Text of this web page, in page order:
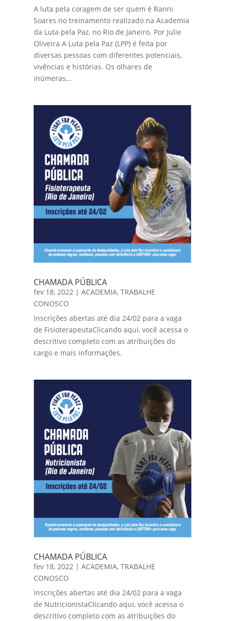
A luta pela coragem de ser quem é Ranni
Soares no treinamento realizado na Academia
da Luta pela Paz, no Rio de Janeiro. Por Julie
Oliveira A Luta pela Paz (LPP) é feita por
diversas pessoas com diferentes potenciais,
vivências e histórias. Os olhares de
inúmeras...
CHAMADA PÚBLICA
fev 18, 2022 |ACADEMIA,TRABALHE
CONOSCO
Inscrições abertas até dia 24/02 para a vaga
de FisioterapeutaClicando aqui, você acessa o
descritivo completo com as atribuições do
cargo e mais informações.
CHAMADA PÚBLICA
fev 18, 2022 |ACADEMIA,TRABALHE
CONOSCO
Inscrições abertas até dia 24/02 para a vaga
de NutricionistaClicando aqui, você acessa o
descritivo completo com as atribuições do